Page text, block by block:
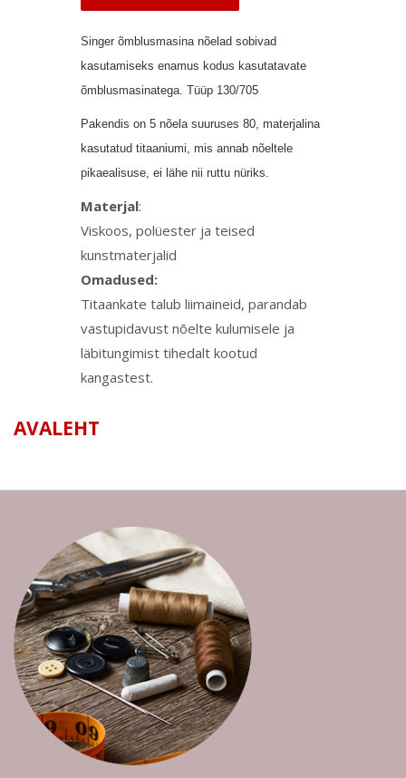
Singer õmblusmasina nõelad sobivad
kasutamiseks enamus kodus kasutatavate
õmblusmasinatega. Tüüp 130/705
Pakendis on 5 nõela suuruses 80, materjalina
kasutatud titaaniumi, mis annab nõeltele
pikaealisuse, ei lähe nii ruttu nüriks.
Materjal:
Viskoos, polüester ja teised
kunstmaterjalid
Omadused:
Titaankate talub liimaineid, parandab
vastupidavust nõelte kulumisele ja
läbitungimist tihedalt kootud
kangastest.
AVALEHT